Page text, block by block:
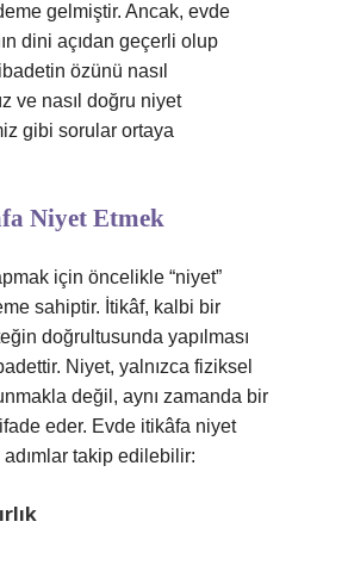
gelmiştir. Ancak, evde
dini açıdan geçerli olup
özünü nasıl
ve nasıl doğru niyet
gibi sorular ortaya
Niyet Etmek
için öncelikle “niyet”
sahiptir. İtikâf, kalbi bir
doğrultusunda yapılması
Niyet, yalnızca fiziksel
değil, aynı zamanda bir
eder. Evde itikâfa niyet
takip edilebilir: